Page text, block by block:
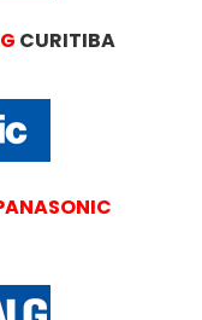
CURITIBA